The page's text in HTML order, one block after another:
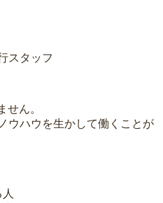
スタッフ
せん。
ウハウを生かして働くことが